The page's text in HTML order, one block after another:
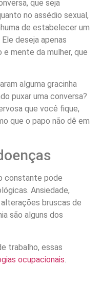
que seja
no assédio sexual,
de estabelecer um
deseja apenas
mente da mulher, que
alguma gracinha
puxar uma conversa?
que você fique,
que o papo não dê em
constante pode
Ansiedade,
bruscas de
são alguns dos
trabalho, essas
ocupacionais.